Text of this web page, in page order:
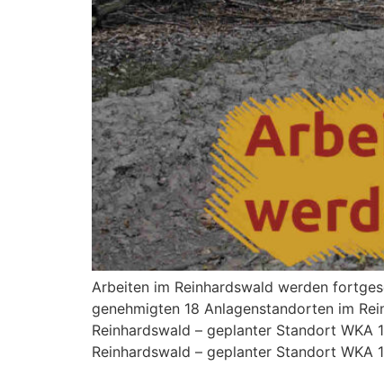
Arbeiten im Reinhardswald werden
genehmigten 18 Anlagenstandorten im
Reinhardswald – geplanter Standort WKA
Reinhardswald – geplanter Standort WKA